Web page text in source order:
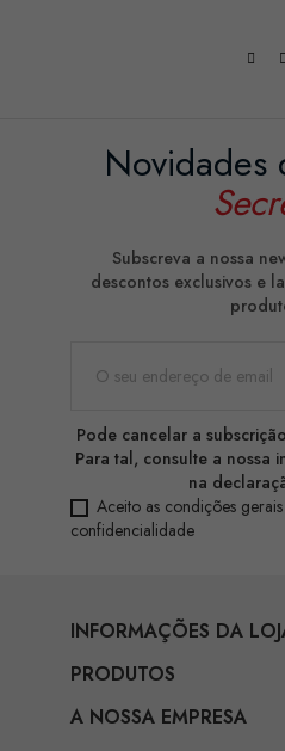
Novidades
Subscreva a nossa
descontos exclusivos e
Pode cancelar a
Para tal, consulte a nossa
na
Aceito as condições
confidencialidade
INFORMAÇÕES DA
PRODUTOS
A NOSSA EMPRESA